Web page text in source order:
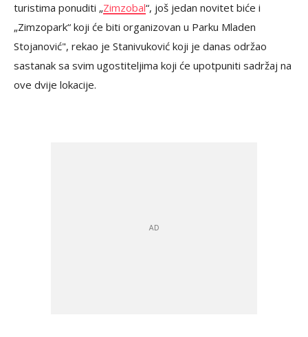
turistima ponuditi „Zimzobal“, još jedan novitet biće i
„Zimzopark“ koji će biti organizovan u Parku Mladen
Stojanović", rekao je Stanivuković koji je danas održao
sastanak sa svim ugostiteljima koji će upotpuniti sadržaj na
ove dvije lokacije.